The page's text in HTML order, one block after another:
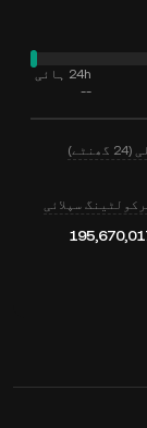
24h ہائی
--
سپلائی